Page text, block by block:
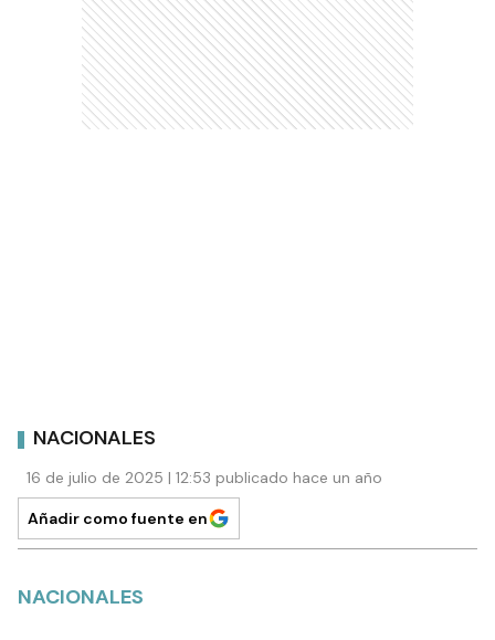
NACIONALES
16 de julio de 2025 | 12:53 publicado hace un año
Añadir como fuente en
NACIONALES